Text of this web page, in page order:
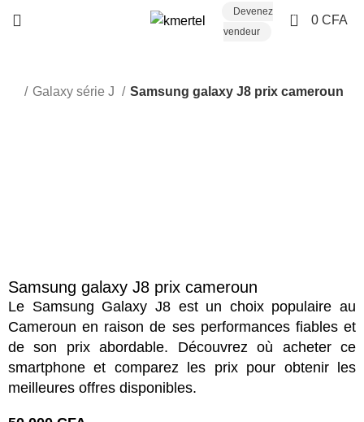
Devenez
vendeur
0 0 CFA
Galaxy série J Samsung galaxy J8 prix cameroun
Samsung galaxy J8 prix cameroun
Le Samsung Galaxy J8 est un choix populaire au
Cameroun en raison de ses performances fiables et
de son prix abordable. Découvrez où acheter ce
smartphone et comparez les prix pour obtenir les
meilleures offres disponibles.